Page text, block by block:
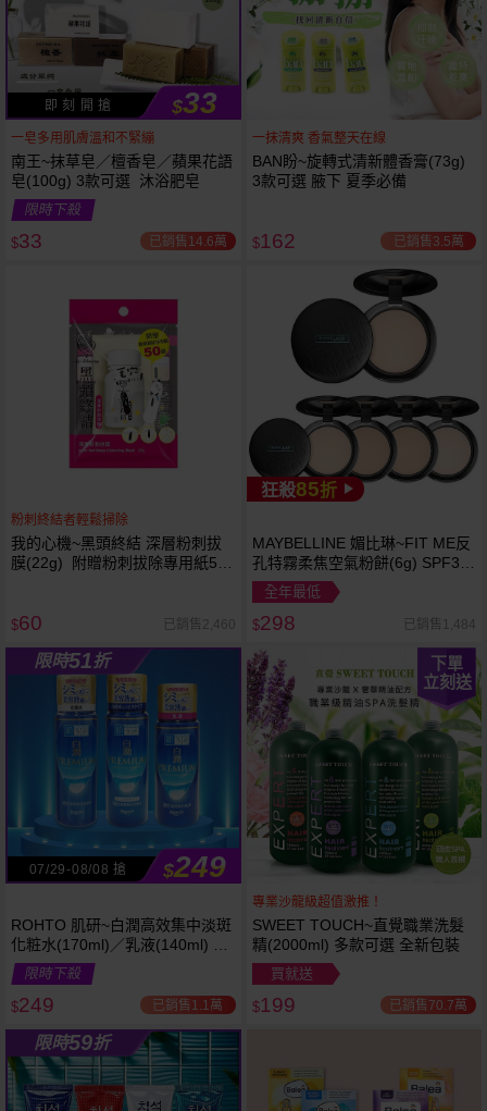
立刻送
越多越
便宜
即 刻 開 搶 $33
一皂多用肌膚溫和不緊繃
南王~抹草皂／檀香皂／蘋果花語
皂(100g) 3款可選 沐浴肥皂
限時下殺
$33 已銷售14.6萬
一抹清爽 香氣整天在線
BAN盼~旋轉式清新體香膏(73g)
3款可選 腋下 夏季必備
$162 已銷售3.5萬
粉刺終結者輕鬆掃除
我的心機~黑頭終結 深層粉刺拔
膜(22g) 附贈粉刺拔除專用紙50
$60 已銷售2,460
狂殺85折
MAYBELLINE 媚比琳~FIT ME反
孔特霧柔焦空氣粉餅(6g) SPF32
PA+++ 款式可選 空氣小圓餅
全年最低
$298 已銷售1,484
限時51折
07/29-08/08 搶 $249
ROHTO 肌研~白潤高效集中淡斑
化粧水(170ml)／乳液(140ml) 款
式可選
限時下殺
$249 已銷售1.1萬
下單
立刻送
專業沙龍級超值激推！
SWEET TOUCH~直覺職業洗髮
精(2000ml) 多款可選 全新包裝
買就送
$199 已銷售70.7萬
限時59折